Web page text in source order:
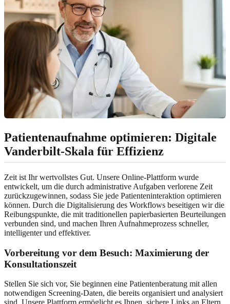
Patientenaufnahme optimieren: Digitale
Vanderbilt-Skala für Effizienz
Zeit ist Ihr wertvollstes Gut. Unsere Online-Plattform wurde
entwickelt, um die durch administrative Aufgaben verlorene Zeit
zurückzugewinnen, sodass Sie jede Patienteninteraktion optimieren
können. Durch die Digitalisierung des Workflows beseitigen wir die
Reibungspunkte, die mit traditionellen papierbasierten Beurteilungen
verbunden sind, und machen Ihren Aufnahmeprozess schneller,
intelligenter und effektiver.
Vorbereitung vor dem Besuch: Maximierung der
Konsultationszeit
Stellen Sie sich vor, Sie beginnen eine Patientenberatung mit allen
notwendigen Screening-Daten, die bereits organisiert und analysiert